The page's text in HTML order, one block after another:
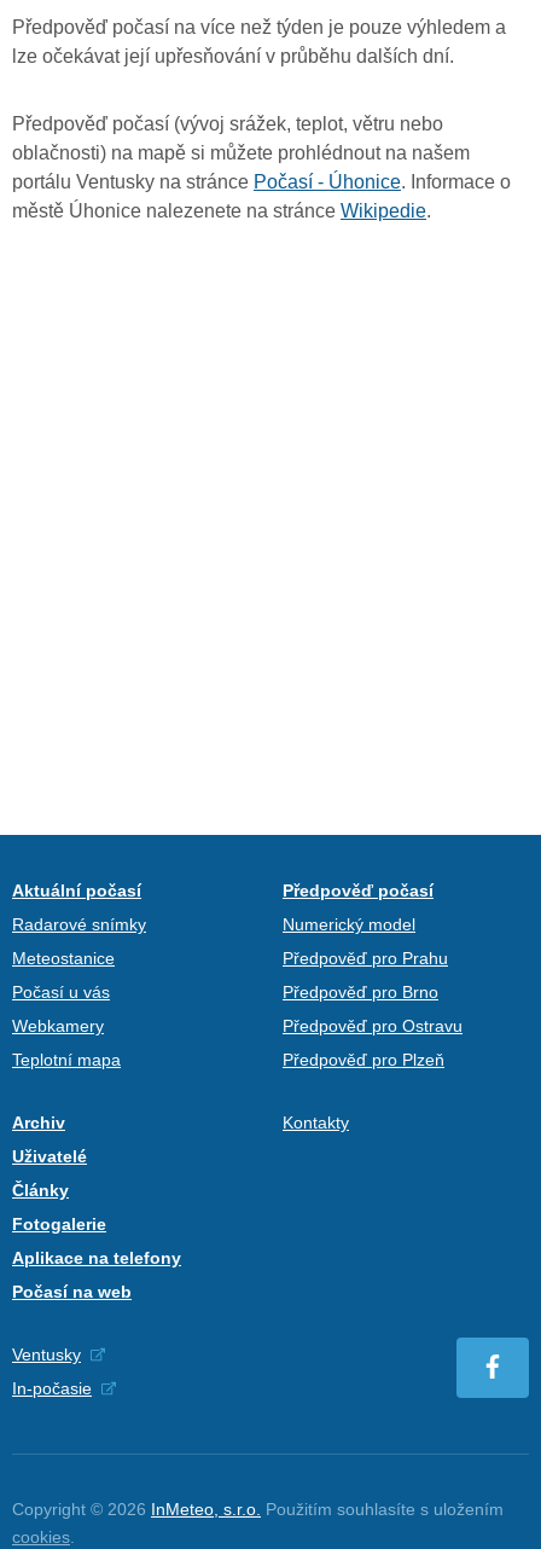
Předpověď počasí na více než týden je pouze výhledem a
lze očekávat její upřesňování v průběhu dalších dní.
Předpověď počasí (vývoj srážek, teplot, větru nebo
oblačnosti) na mapě si můžete prohlédnout na našem
portálu Ventusky na stránce Počasí - Úhonice. Informace o
městě Úhonice nalezenete na stránce Wikipedie.
Aktuální počasí
Radarové snímky
Meteostanice
Počasí u vás
Webkamery
Teplotní mapa
Předpověď počasí
Numerický model
Předpověď pro Prahu
Předpověď pro Brno
Předpověď pro Ostravu
Předpověď pro Plzeň
Archiv
Uživatelé
Články
Fotogalerie
Aplikace na telefony
Počasí na web
Kontakty
Ventusky
In-počasie
Copyright © 2026 InMeteo, s.r.o. Použitím souhlasíte s uložením
cookies